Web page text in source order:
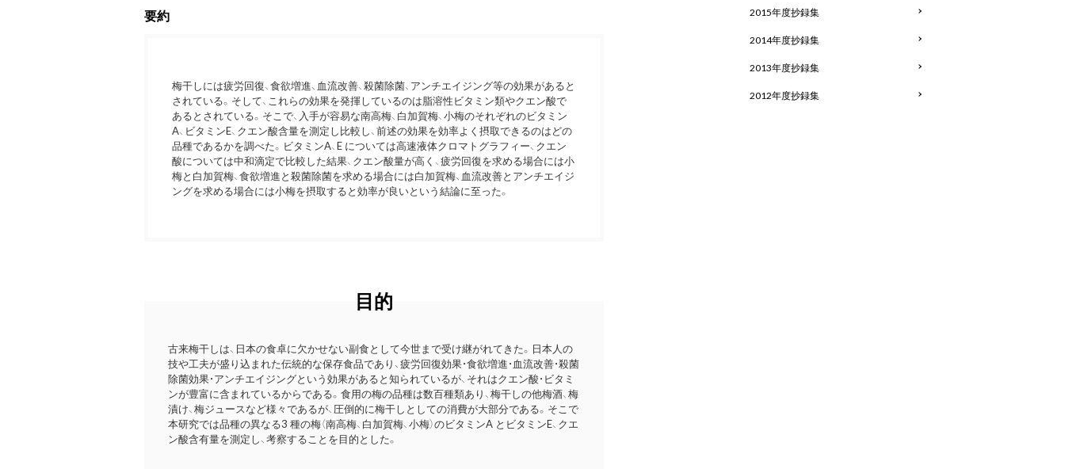
要約
梅干しには疲労回復、食欲増進、血流改善、殺菌除菌、アンチエイジング等の効果があると
されている。そして、これらの効果を発揮しているのは脂溶性ビタミン類やクエン酸で
あるとされている。そこで、入手が容易な南高梅、白加賀梅、小梅のそれぞれのビタミン
A、ビタミンE、クエン酸含量を測定し比較し、前述の効果を効率よく摂取できるのはどの
品種であるかを調べた。ビタミンA、E については高速液体クロマトグラフィー、クエン
酸については中和滴定で比較した結果、クエン酸量が高く、疲労回復を求める場合には小
梅と白加賀梅、食欲増進と殺菌除菌を求める場合には白加賀梅、血流改善とアンチエイジ
ングを求める場合には小梅を摂取すると効率が良いという結論に至った。
目的
古来梅干しは、日本の食卓に欠かせない副食として今世まで受け継がれてきた。日本人の
技や工夫が盛り込まれた伝統的な保存食品であり、疲労回復効果・食欲増進・血流改善・殺菌
除菌効果・アンチエイジングという効果があると知られているが、それはクエン酸・ビタミ
ンが豊富に含まれているからである。食用の梅の品種は数百種類あり、梅干しの他梅酒、梅
漬け、梅ジュースなど様々であるが、圧倒的に梅干しとしての消費が大部分である。そこで
本研究では品種の異なる3 種の梅（南高梅、白加賀梅、小梅）のビタミンA とビタミンE、クエ
ン酸含有量を測定し、考察することを目的とした。
2015年度抄録集
2014年度抄録集
2013年度抄録集
2012年度抄録集